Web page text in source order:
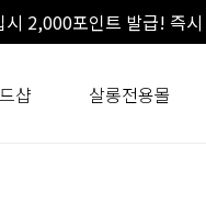
시 2,000포인트 발급! 즉
샵 살롱전용몰